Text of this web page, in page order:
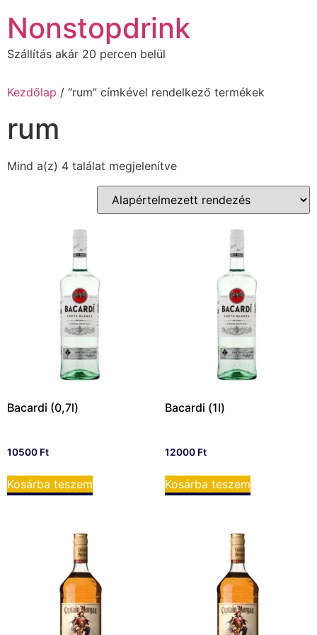
tartalomhoz
Nonstopdrink
Szállítás akár 20 percen belül
Kezdőlap / “rum” címkével rendelkező termékek
rum
Mind a(z) 4 találat megjelenítve
Bacardi (0,7l)
10500 Ft
Kosárba teszem
Bacardi (1l)
12000 Ft
Kosárba teszem